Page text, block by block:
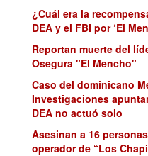
¿Cuál era la
DEA y el FBI por ‘El
Reportan muerte del
Osegura "El Mencho"
Caso del dominicano
Investigaciones
DEA no actuó solo
Asesinan a 16
operador de “Los